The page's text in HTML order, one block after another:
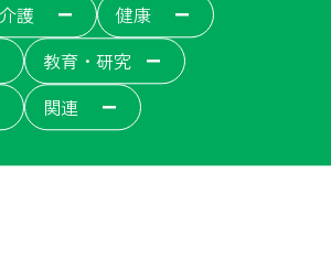
介護
健康
教育・研究
関連
洛和会丸太町病院
テーション病院
ック
護付有料老人ホーム
ビスセンター
センター
ーツ京都丸太町
洛和桂小規模保育園
保育園
センター
ター
障がい者就労支援事業所
ウェルネット]
業